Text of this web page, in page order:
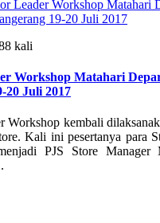
kali
Workshop Matahari
20 Juli 2017
Workshop kembali
Kali ini pesertanya para
PJS Store Manager